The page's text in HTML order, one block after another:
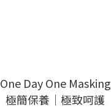
One Day One Masking
極簡保養｜極致呵護